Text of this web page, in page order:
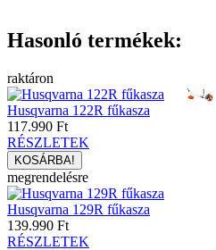
Hasonló termékek:
raktáron
Husqvarna 122R fűkasza
117.990 Ft
RÉSZLETEK
megrendelésre
Husqvarna 129R fűkasza
139.990 Ft
RÉSZLETEK